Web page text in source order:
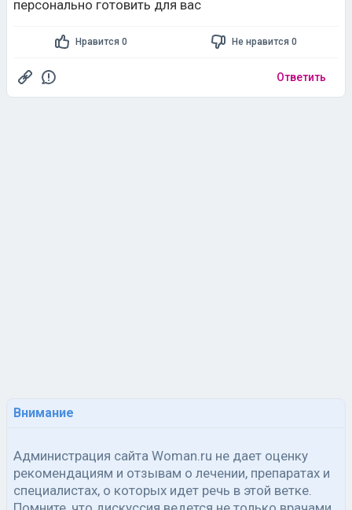
персонально готовить для вас
Нравится 0 Не нравится 0
Ответить
Внимание
Администрация сайта Woman.ru не дает оценку
рекомендациям и отзывам о лечении, препаратах и
специалистах, о которых идет речь в этой ветке.